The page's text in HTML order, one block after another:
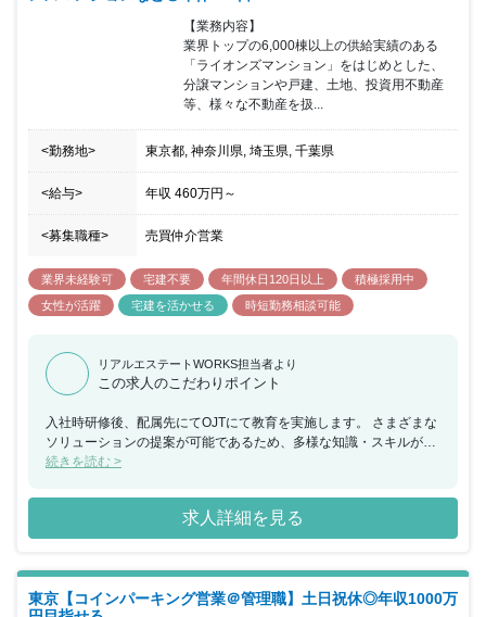
【業務内容】
業界トップの6,000棟以上の供給実績のある
「ライオンズマンション」をはじめとした、
分譲マンションや戸建、土地、投資用不動産
等、様々な不動産を扱...
<勤務地> 東京都, 神奈川県, 埼玉県, 千葉県
<給与> 年収 460万円 ～
<募集職種> 売買仲介営業
業界未経験可 宅建不要 年間休日120日以上
積極採用中
女性が活躍
宅建を活かせる 時短勤務相談可能
リアルエステートWORKS担当者より
この求人のこだわりポイント
入社時研修後、配属先にてOJTにて教育を実施します。 さまざまな
ソリューションの提案が可能であるため、多様な知識・スキルが身
につきます。（買取再販/リノベーションなど） 将来的に全国転勤
給が年4回、 福利厚生も充実しており、特に教育系に力を入れてい
ます。 例えば宅建をお持ちでない方も、福利厚生の一環で資格取得
支援（会社負担）が受けられます。 メリハリのある環境で、自身の
人です。
続きを読む >
求人詳細を見る
東京【コインパーキング営業＠管理職】土日祝休◎年収1000万